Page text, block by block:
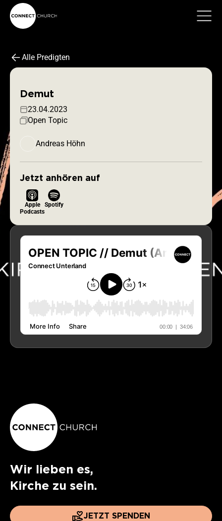
Alle Predigten
Demut
23.04.2023
Open Topic
Andreas Höhn
Jetzt anhören auf
Apple
Podcasts
Spotify
Wir lieben es,
Kirche zu sein.
JETZT SPENDEN